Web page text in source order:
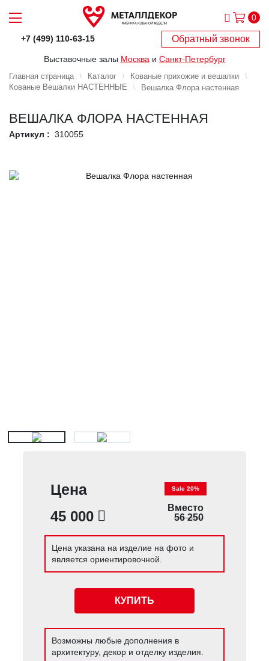
0
+7 (499) 110-63-15 Обратный звонок
Выставочные залы Москва и Санкт-Петербург
Главная страница Каталог
Кованые прихожие и вешалки
Кованые Вешалки НАСТЕННЫЕ
Вешалка Флора настенная
ВЕШАЛКА ФЛОРА НАСТЕННАЯ
Артикул : 310055
Цена
45 000
Sale 20%
Вместо
56 250
Цена указана на изделие на фото и
является ориентировочной.
КУПИТЬ
Возможны любые дополнения в
архитектуру, декор и отделку изделия.